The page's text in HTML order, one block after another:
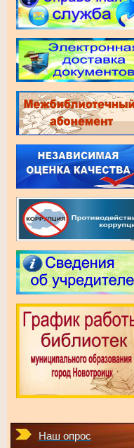
Наш опрос